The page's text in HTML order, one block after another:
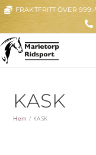
FRAKTFRITT ÖVER 999:-
KASK
Hem / KASK